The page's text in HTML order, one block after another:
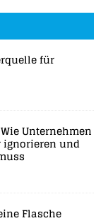
für
Unternehmen
ignorieren und
Flasche